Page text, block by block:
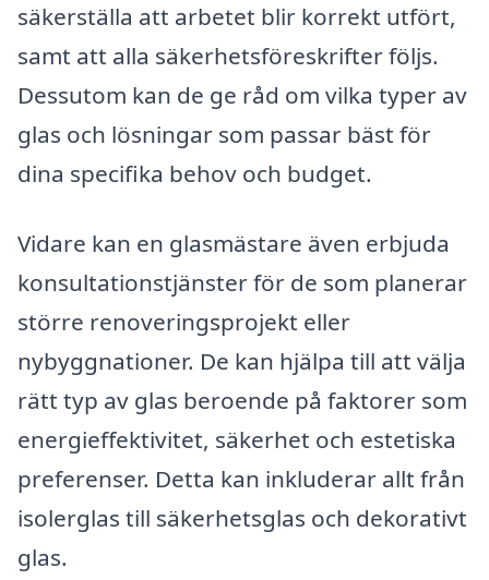
säkerställa att arbetet blir korrekt utfört,
samt att alla säkerhetsföreskrifter följs.
Dessutom kan de ge råd om vilka typer av
glas och lösningar som passar bäst för
dina specifika behov och budget.
Vidare kan en glasmästare även erbjuda
konsultationstjänster för de som planerar
större renoveringsprojekt eller
nybyggnationer. De kan hjälpa till att välja
rätt typ av glas beroende på faktorer som
energieffektivitet, säkerhet och estetiska
preferenser. Detta kan inkluderar allt från
isolerglas till säkerhetsglas och dekorativt
glas.